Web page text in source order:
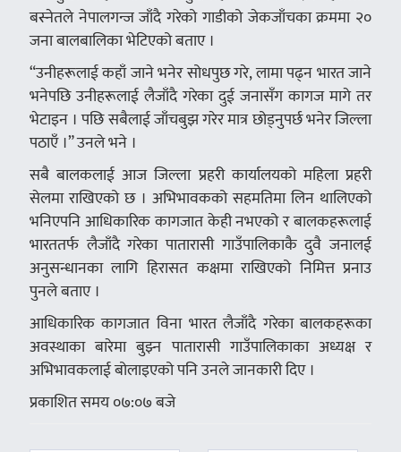
बस्नेतले नेपालगन्ज जाँदै गरेको गाडीको जेकजाँचका क्रममा २०
जना बालबालिका भेटिएको बताए ।
“उनीहरूलाई कहाँ जाने भनेर सोधपुछ गरे, लामा पढ्न भारत जाने
भनेपछि उनीहरूलाई लैजाँदै गरेका दुई जनासँग कागज मागे तर
भेटाइन । पछि सबैलाई जाँचबुझ गरेर मात्र छोड्नुपर्छ भनेर जिल्ला
पठाएँ ।” उनले भने ।
सबै बालकलाई आज जिल्ला प्रहरी कार्यालयको महिला प्रहरी
सेलमा राखिएको छ । अभिभावकको सहमतिमा लिन थालिएको
भनिएपनि आधिकारिक कागजात केही नभएको र बालकहरूलाई
भारततर्फ लैजाँदै गरेका पातारासी गाउँपालिकाकै दुवै जनालई
अनुसन्धानका लागि हिरासत कक्षमा राखिएको निमित्त प्रनाउ
पुनले बताए ।
आधिकारिक कागजात विना भारत लैजाँदै गरेका बालकहरूका
अवस्थाका बारेमा बुझ्न पातारासी गाउँपालिकाका अध्यक्ष र
अभिभावकलाई बोलाइएको पनि उनले जानकारी दिए ।
प्रकाशित समय ०७:०७ बजे